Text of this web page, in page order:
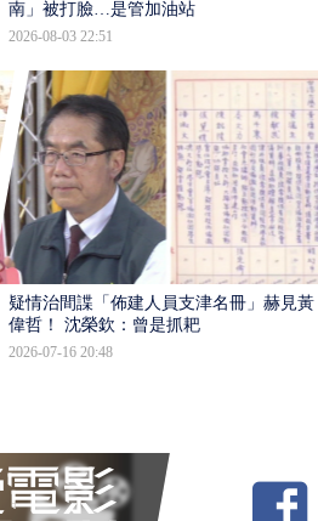
南」被打臉…是管加油站
2026-08-03 22:51
疑情治間諜「佈建人員支津名冊」赫見黃
偉哲！ 沈榮欽：曾是抓耙
2026-07-16 20:48